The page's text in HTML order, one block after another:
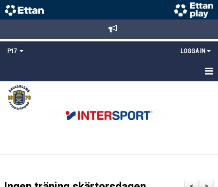
P17 LOGGA IN
HEM
NYHETER